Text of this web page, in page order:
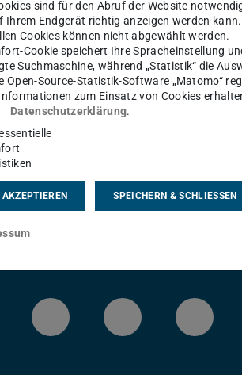
www-cgi.hrz.tu-
kann es zu einem
Minuten kommen.
Seite der TU
Instagram-Kanal
Bluesky-
sind für den Abruf der Website
Ihrem Endgerät richtig anzeigen werden kann.
Cookies können nicht abgewählt werden.
Cookie speichert Ihre Spracheinstellung
Suchmaschine, während „Statistik“ die
Open-Source-Statistik-Software „Matomo“
zum Einsatz von Cookies
Datenschutzerklärung.
SPEICHERN & SCHLIESSEN